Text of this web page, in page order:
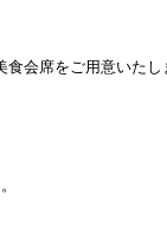
会席をご用意いたし